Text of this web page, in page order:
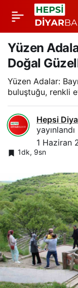
Yüzen
Doğal
Yüzen Adalar:
buluştuğu, renkli
Hepsi
yayınlandı
1 Haziran
1dk, 9sn
Van Gölü İnci
Akköprü
Yükselen
2026